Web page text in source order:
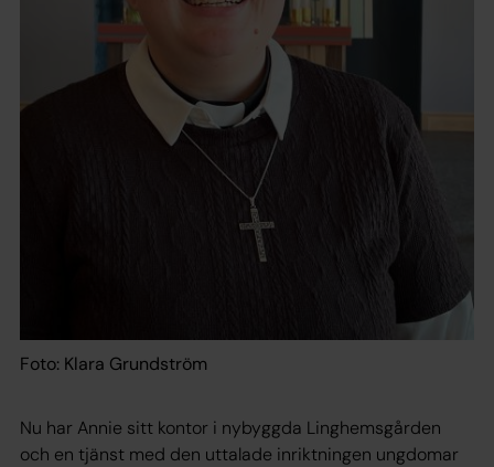
Foto: Klara Grundström
Nu har Annie sitt kontor i nybyggda Linghemsgården
och en tjänst med den uttalade inriktningen ungdomar